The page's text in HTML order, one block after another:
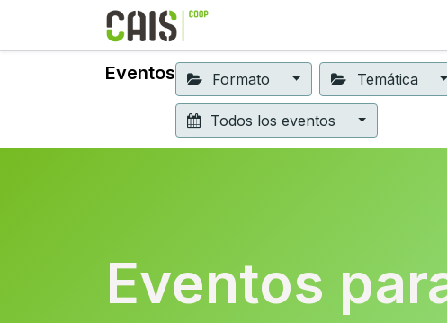
Eventos Formato Temática
Todos los eventos
Eventos